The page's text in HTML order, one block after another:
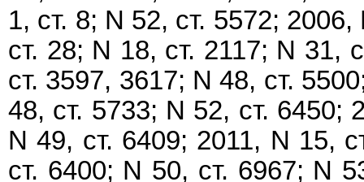
1, ст. 8; N 52, ст. 5572;
ст. 28; N 18, ст. 2117; N 31,
ст. 3597, 3617; N 48, ст.
48, ст. 5733; N 52, ст. 6450;
N 49, ст. 6409; 2011, N 15,
ст. 6400; N 50, ст. 6967; N